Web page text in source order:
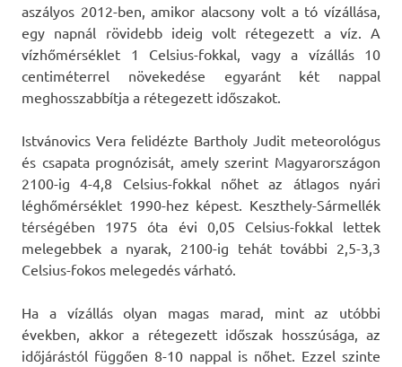
aszályos 2012-ben, amikor alacsony volt a tó vízállása,
egy napnál rövidebb ideig volt rétegezett a víz. A
vízhőmérséklet 1 Celsius-fokkal, vagy a vízállás 10
centiméterrel növekedése egyaránt két nappal
meghosszabbítja a rétegezett időszakot.
Istvánovics Vera felidézte Bartholy Judit meteorológus
és csapata prognózisát, amely szerint Magyarországon
2100-ig 4-4,8 Celsius-fokkal nőhet az átlagos nyári
léghőmérséklet 1990-hez képest. Keszthely-Sármellék
térségében 1975 óta évi 0,05 Celsius-fokkal lettek
melegebbek a nyarak, 2100-ig tehát további 2,5-3,3
Celsius-fokos melegedés várható.
Ha a vízállás olyan magas marad, mint az utóbbi
években, akkor a rétegezett időszak hosszúsága, az
időjárástól függően 8-10 nappal is nőhet. Ezzel szinte